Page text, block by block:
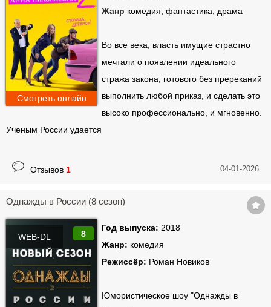
Жанр комедия, фантастика, драма
Во все века, власть имущие страстно
мечтали о появлении идеального
стража закона, готового без пререканий
выполнить любой приказ, и сделать это
высоко профессионально, и мгновенно.
Ученым России удается
Смотреть онлайн
Отзывов 1 04-01-2026
Однажды в России (8 сезон)
8
WEB-DL
Год выпуска: 2018
Жанр: комедия
Режиссёр: Роман Новиков
Юмористическое шоу "Однажды в